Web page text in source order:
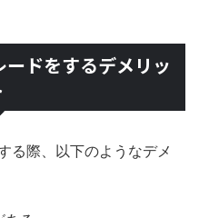
ドをするデメリッ
る際、以下のようなデメ